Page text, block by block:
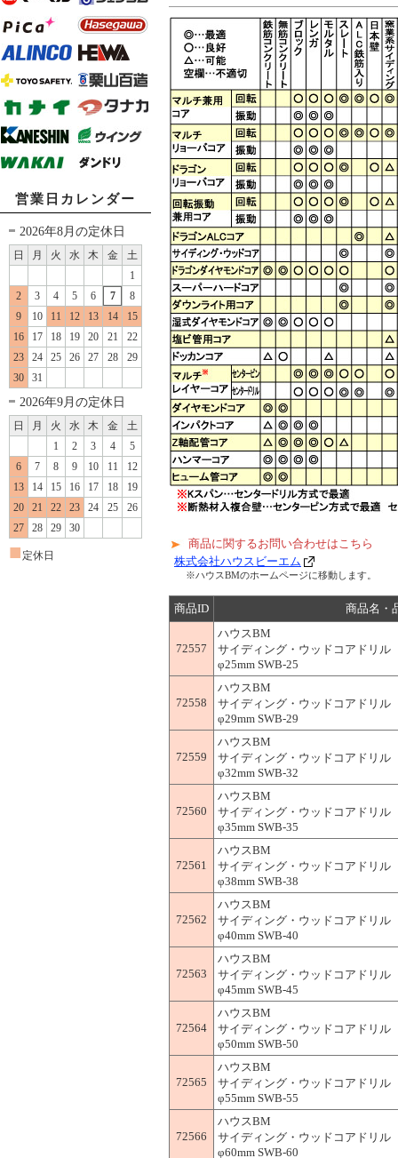
営業日カレンダー
2026年8月の定休日
日 月 火 水 木 金
土
1
2
3 4 5 6 7
8
9
10 11 12 13 14
15
16
17 18 19 20 21
22
23
24 25 26 27 28
29
30
31
2026年9月の定休日
日 月 火 水 木 金
土
1
2 3 4
5
6
7 8 9 10 11
12
13
14 15 16 17 18
19
20
21 22 23 24 25
26
27
28 29 30
■ 定休日
商品に関するお問い合わせはこちら
株式会社ハウスビーエム
※ハウスBMのホームページに移動します。
商品ID 商品名・
72557
ハウスBM
サイディング・ウッドコアドリ
φ25mm SWB-25
72558
ハウスBM
サイディング・ウッドコアドリ
φ29mm SWB-29
72559
ハウスBM
サイディング・ウッドコアドリ
φ32mm SWB-32
72560
ハウスBM
サイディング・ウッドコアドリ
φ35mm SWB-35
72561
ハウスBM
サイディング・ウッドコアドリ
φ38mm SWB-38
72562
ハウスBM
サイディング・ウッドコアドリ
φ40mm SWB-40
72563
ハウスBM
サイディング・ウッドコアドリ
φ45mm SWB-45
72564
ハウスBM
サイディング・ウッドコアドリ
φ50mm SWB-50
72565
ハウスBM
サイディング・ウッドコアドリ
φ55mm SWB-55
72566
ハウスBM
サイディング・ウッドコアドリ
φ60mm SWB-60